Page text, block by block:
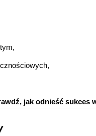
jak odnieść sukces